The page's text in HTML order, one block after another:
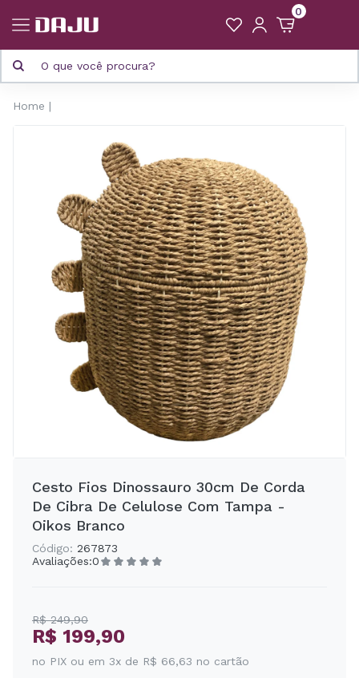
0
Home
Cesto Fios Dinossauro 30cm De Corda
De Cibra De Celulose Com Tampa -
Oikos Branco
Código: 267873
Avaliações:0
R$ 249,90
R$ 199,90
no PIX ou em 3x de R$ 66,63 no cartão